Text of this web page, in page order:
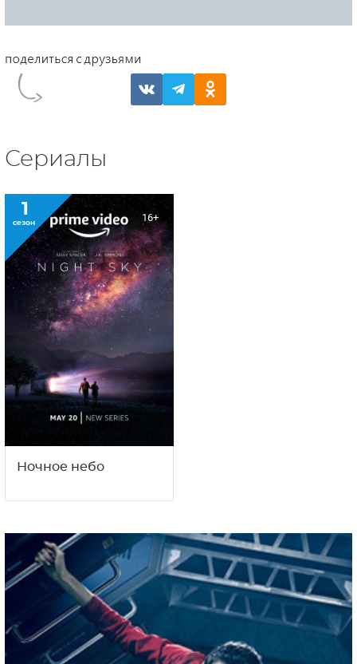
Сериалы
1
сезон 16+
Ночное небо